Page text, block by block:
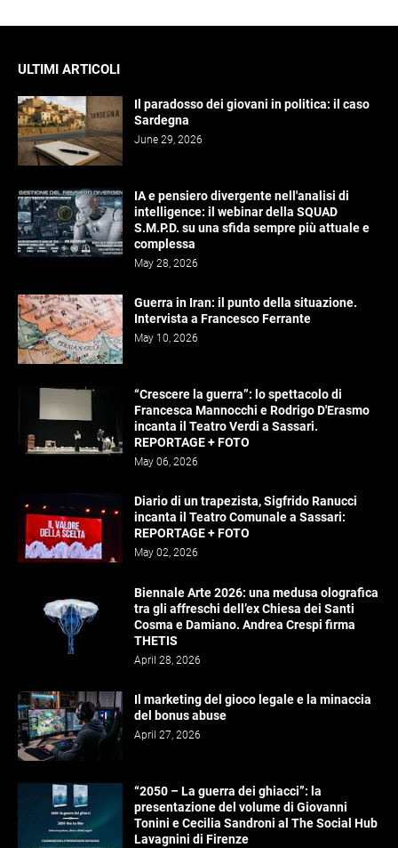
ULTIMI ARTICOLI
Il paradosso dei giovani in politica: il caso
Sardegna
June 29, 2026
IA e pensiero divergente nell'analisi di
intelligence: il webinar della SQUAD
S.M.P.D. su una sfida sempre più attuale e
complessa
May 28, 2026
Guerra in Iran: il punto della situazione.
Intervista a Francesco Ferrante
May 10, 2026
“Crescere la guerra”: lo spettacolo di
Francesca Mannocchi e Rodrigo D'Erasmo
incanta il Teatro Verdi a Sassari.
REPORTAGE + FOTO
May 06, 2026
Diario di un trapezista, Sigfrido Ranucci
incanta il Teatro Comunale a Sassari:
REPORTAGE + FOTO
May 02, 2026
Biennale Arte 2026: una medusa olografica
tra gli affreschi dell’ex Chiesa dei Santi
Cosma e Damiano. Andrea Crespi firma
THETIS
April 28, 2026
Il marketing del gioco legale e la minaccia
del bonus abuse
April 27, 2026
“2050 – La guerra dei ghiacci”: la
presentazione del volume di Giovanni
Tonini e Cecilia Sandroni al The Social Hub
Lavagnini di Firenze